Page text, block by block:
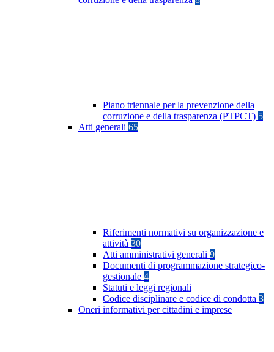
Piano triennale per la prevenzione della
corruzione e della trasparenza (PTPCT) 5
Atti generali 65
Riferimenti normativi su organizzazione e
attività 30
Atti amministrativi generali 9
Documenti di programmazione strategico-
gestionale 4
Statuti e leggi regionali
Codice disciplinare e codice di condotta 3
Oneri informativi per cittadini e imprese